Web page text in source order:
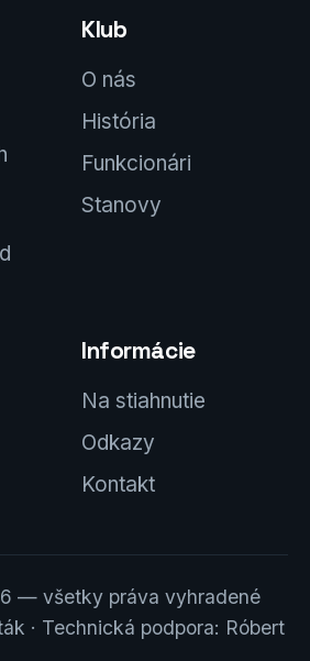
Klub
O nás
História
Funkcionári
Stanovy
Informácie
Na stiahnutie
Odkazy
Kontakt
— všetky práva vyhradené
· Technická podpora: Róbert